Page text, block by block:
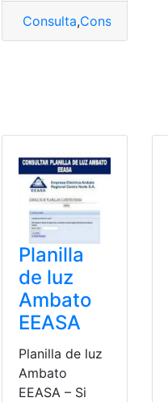
luz,planilla
Consulta,Consulta la
Planilla
de luz
Ambato
EEASA
Planilla de luz
Ambato
EEASA – Si